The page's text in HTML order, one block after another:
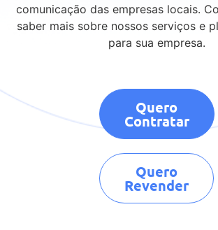
comunicação das empresas locais.
saber mais sobre nossos serviços e
para sua empresa.
Quero
Contratar
Quero
Revender